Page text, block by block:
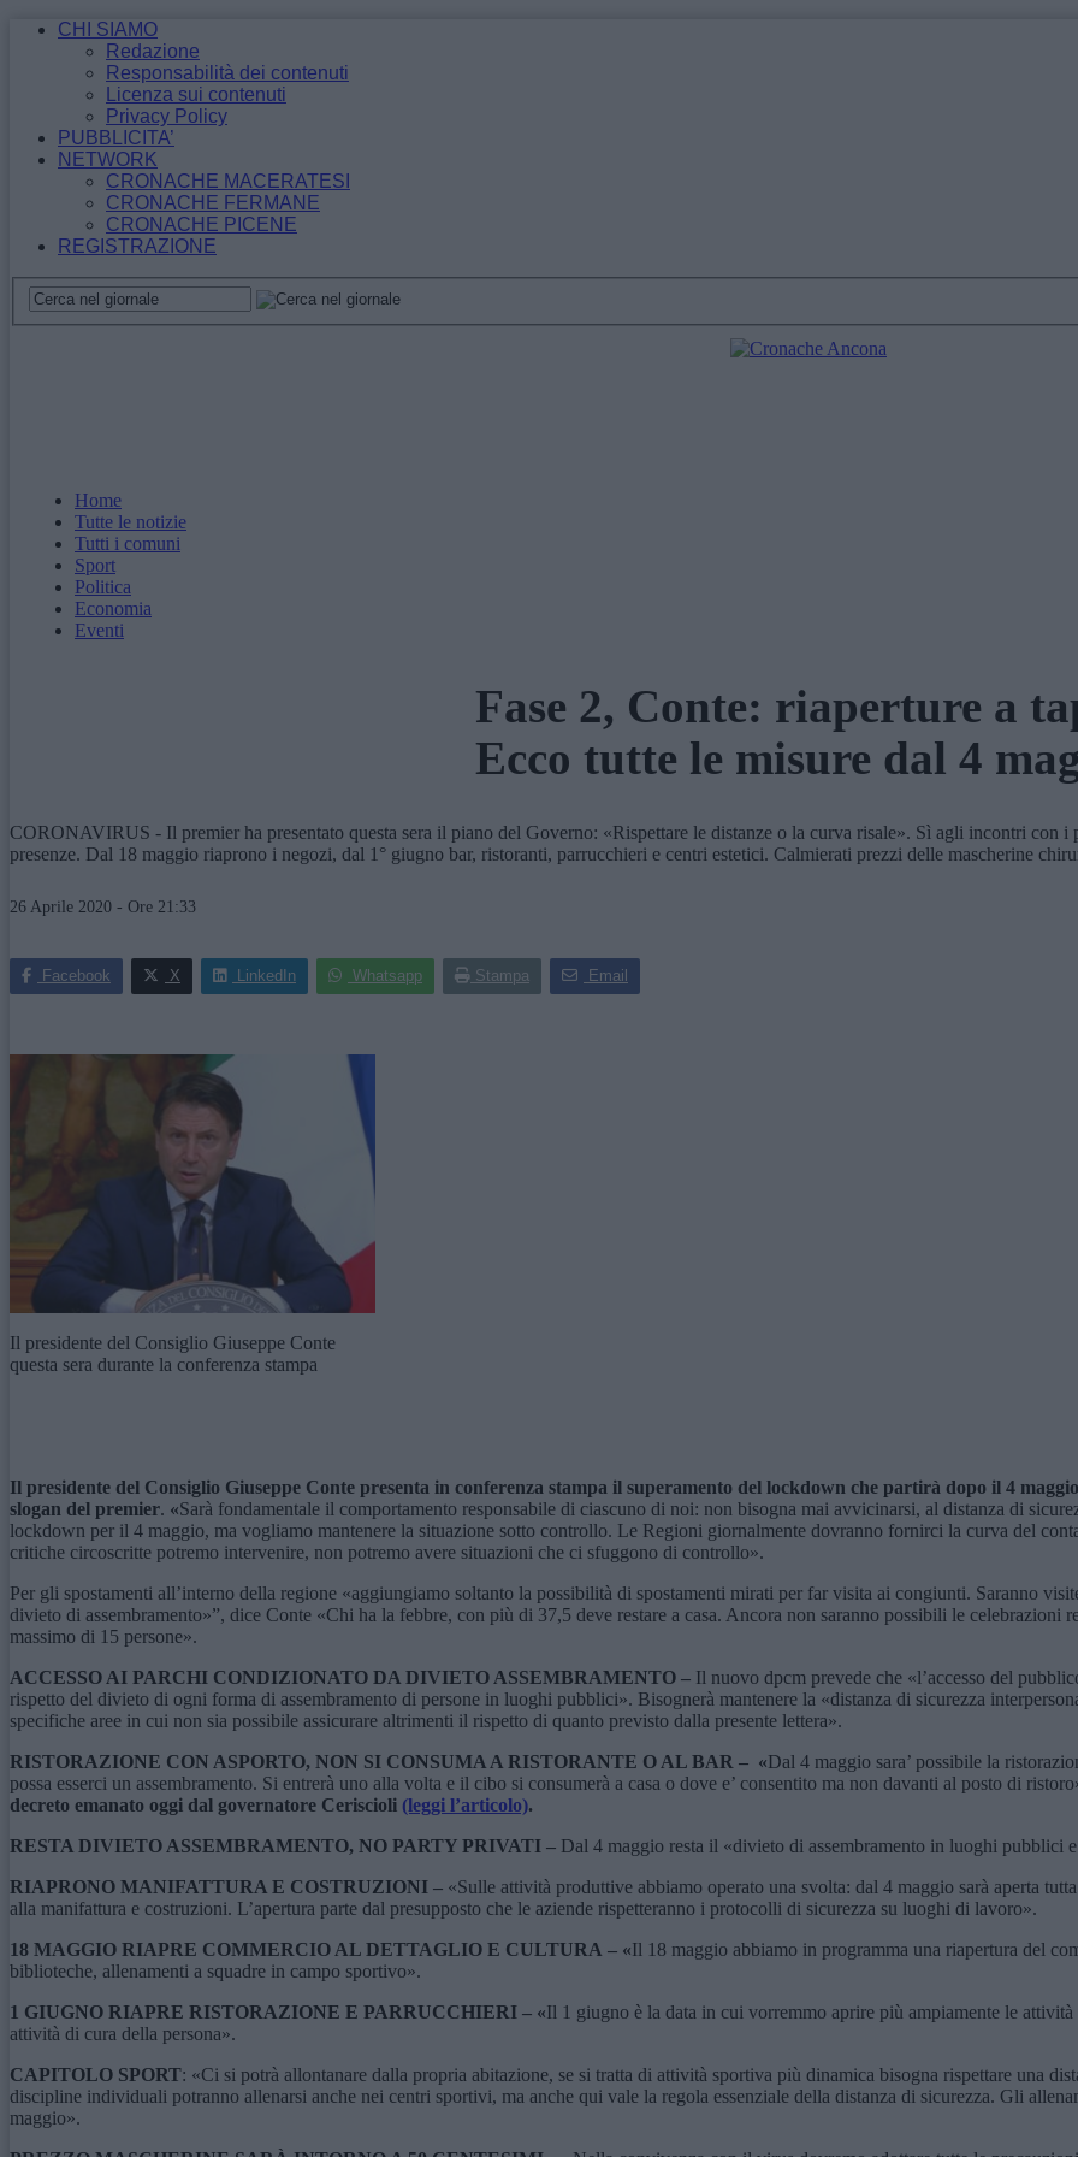
CHI SIAMO
Redazione
Responsabilità dei contenuti
Licenza sui contenuti
Privacy Policy
PUBBLICITA’
NETWORK
CRONACHE MACERATESI
CRONACHE FERMANE
CRONACHE PICENE
REGISTRAZIONE
Home
Tutte le notizie
Tutti i comuni
Sport
Politica
Economia
Eventi
Fase 2, Conte: riaperture a
Ecco tutte le misure dal 4
CORONAVIRUS - Il premier ha presentato questa sera il piano del Governo: «Rispettare le distanze o la curva risale». Sì agli incontri con
presenze. Dal 18 maggio riaprono i negozi, dal 1° giugno bar, ristoranti, parrucchieri e centri estetici. Calmierati prezzi delle mascherine
26 Aprile 2020 - Ore 21:33
Facebook X LinkedIn Whatsapp Stampa Email
Il presidente del Consiglio Giuseppe Conte
questa sera durante la conferenza stampa
Il presidente del Consiglio Giuseppe Conte presenta in conferenza stampa il superamento del lockdown che partirà dopo il 4
slogan del premier. «Sarà fondamentale il comportamento responsabile di ciascuno di noi: non bisogna mai avvicinarsi, al distanza di
lockdown per il 4 maggio, ma vogliamo mantenere la situazione sotto controllo. Le Regioni giornalmente dovranno fornirci la curva del
critiche circoscritte potremo intervenire, non potremo avere situazioni che ci sfuggono di controllo».
Per gli spostamenti all’interno della regione «aggiungiamo soltanto la possibilità di spostamenti mirati per far visita ai congiunti. Saranno
divieto di assembramento»”, dice Conte «Chi ha la febbre, con più di 37,5 deve restare a casa. Ancora non saranno possibili le celebrazioni
massimo di 15 persone».
ACCESSO AI PARCHI CONDIZIONATO DA DIVIETO ASSEMBRAMENTO – Il nuovo dpcm prevede che «l’accesso del
rispetto del divieto di ogni forma di assembramento di persone in luoghi pubblici». Bisognerà mantenere la «distanza di sicurezza
specifiche aree in cui non sia possibile assicurare altrimenti il rispetto di quanto previsto dalla presente lettera».
RISTORAZIONE CON ASPORTO, NON SI CONSUMA A RISTORANTE O AL BAR – «Dal 4 maggio sara’ possibile la
possa esserci un assembramento. Si entrerà uno alla volta e il cibo si consumerà a casa o dove e’ consentito ma non davanti al posto di
decreto emanato oggi dal governatore Ceriscioli (leggi l’articolo).
RESTA DIVIETO ASSEMBRAMENTO, NO PARTY PRIVATI – Dal 4 maggio resta il «divieto di assembramento in luoghi pubblici
RIAPRONO MANIFATTURA E COSTRUZIONI – «Sulle attività produttive abbiamo operato una svolta: dal 4 maggio sarà aperta
alla manifattura e costruzioni. L’apertura parte dal presupposto che le aziende rispetteranno i protocolli di sicurezza su luoghi di lavoro».
18 MAGGIO RIAPRE COMMERCIO AL DETTAGLIO E CULTURA – «Il 18 maggio abbiamo in programma una riapertura del
biblioteche, allenamenti a squadre in campo sportivo».
1 GIUGNO RIAPRE RISTORAZIONE E PARRUCCHIERI – «Il 1 giugno è la data in cui vorremmo aprire più ampiamente le
attività di cura della persona».
CAPITOLO SPORT: «Ci si potrà allontanare dalla propria abitazione, se si tratta di attività sportiva più dinamica bisogna rispettare una
discipline individuali potranno allenarsi anche nei centri sportivi, ma anche qui vale la regola essenziale della distanza di sicurezza. Gli
maggio».